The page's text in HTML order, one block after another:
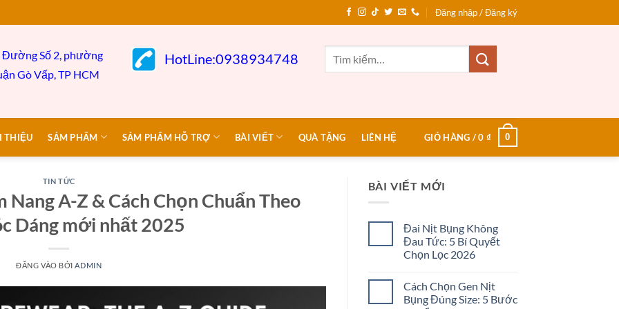
Đăng nhập / Đăng ký
Số 2, phường
GòVấp,TP HCM
HotLine:0938934748
THIỆU SẢM PHẨM SẢM PHẨM HỖ TRỢ BÀI VIẾT QUÀ TẶNG LIÊN HỆ GIỎ HÀNG /0 ₫ 0
TIN TỨC
A-Z & Cách Chọn Chuẩn Theo
Dáng mới nhất 2025
ĐĂNG VÀO BỞIADMIN
BÀI VIẾT MỚI
Đai Nịt Bụng Không
Đau Tức: 5 Bí Quyết
Chọn Lọc 2026
bình
luận
ở
Cách Chọn Gen Nịt
Bụng Đúng Size: 5 Bước